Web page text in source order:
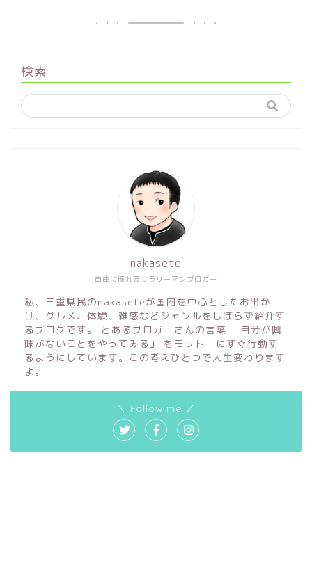
検索
自由に憧れるサラリーマンブロガー
nakasete
私、三重県民のnakaseteが国内を中心としたお出か
け、グルメ、体験、雑感などジャンルをしぼらず紹介す
るブログです。 とあるブロガーさんの言葉 「自分が興
味がないことをやってみる」 をモットーにすぐ行動す
るようにしています。この考えひとつで人生変わります
よ。
＼ Follow me ／